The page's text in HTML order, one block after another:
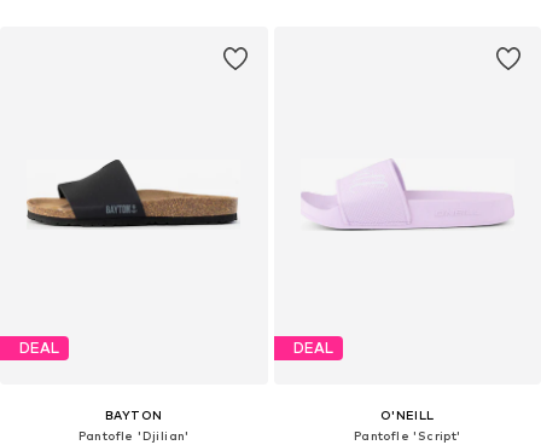
DEAL
BAYTON
Pantofle 'Djilian'
DEAL
O'NEILL
Pantofle 'Script'